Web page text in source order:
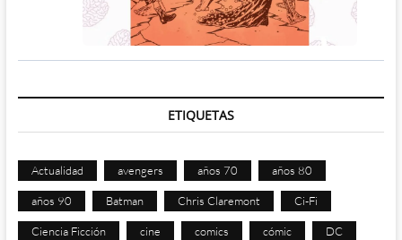
ETIQUETAS
Actualidad avengers años 70 años 80
años 90 Batman Chris Claremont Ci-Fi
Ciencia Ficción cine comics cómic DC